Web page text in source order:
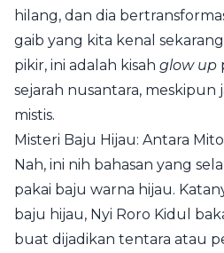
hilang, dan dia
gaib yang kita kenal
pikir, ini adalah kisah glow up
sejarah nusantara,
mistis.
Misteri Baju Hijau: Antara
Nah, ini nih bahasan yang
pakai baju warna hijau.
baju hijau, Nyi Roro Kidul
buat dijadikan tentara atau